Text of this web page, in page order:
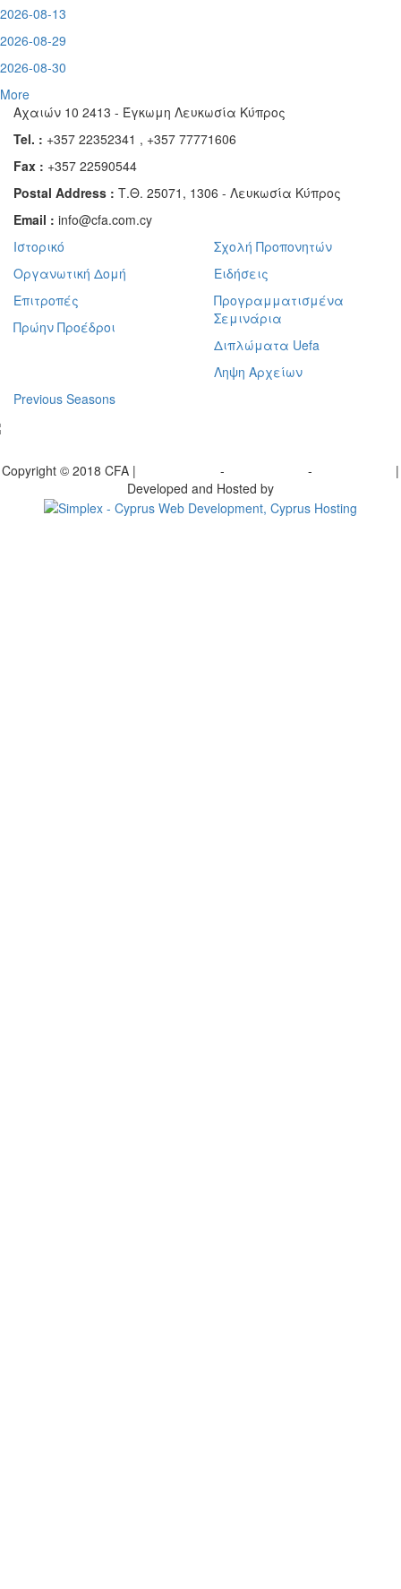
2026-08-13
2026-08-29
2026-08-30
More
Αχαιών 10 2413 - Έγκωμη Λευκωσία Κύπρος
Tel. : +357 22352341 , +357 77771606
Fax : +357 22590544
Postal Address : Τ.Θ. 25071, 1306 - Λευκωσία Κύπρος
Email : info@cfa.com.cy
Ιστορικό
Οργανωτική Δομή
Επιτροπές
Πρώην Προέδροι
Σχολή Προπονητών
Ειδήσεις
Προγραμματισμένα
Σεμινάρια
Διπλώματα Uefa
Ληψη Αρχείων
Previous Seasons
Copyright © 2018 CFA | - -
|
Developed and Hosted by